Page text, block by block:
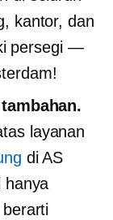
kantor, dan
persegi —
layanan
di AS
hanya